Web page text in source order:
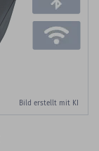
Bild erstellt mit KI